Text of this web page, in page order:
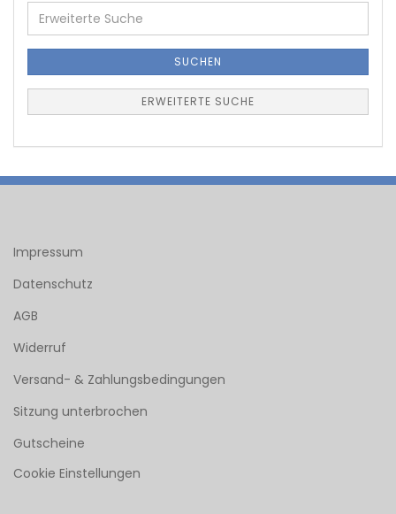
Erweiterte
Suche
SUCHEN
ERWEITERTE SUCHE
Impressum
Datenschutz
AGB
Widerruf
Versand- & Zahlungsbedingungen
Sitzung unterbrochen
Gutscheine
Cookie Einstellungen